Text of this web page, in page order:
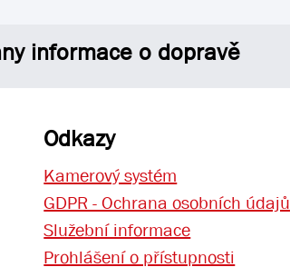
informace o dopravě
Odkazy
Kamerový systém
GDPR - Ochrana osobních údajů
Služební informace
Prohlášení o přístupnosti